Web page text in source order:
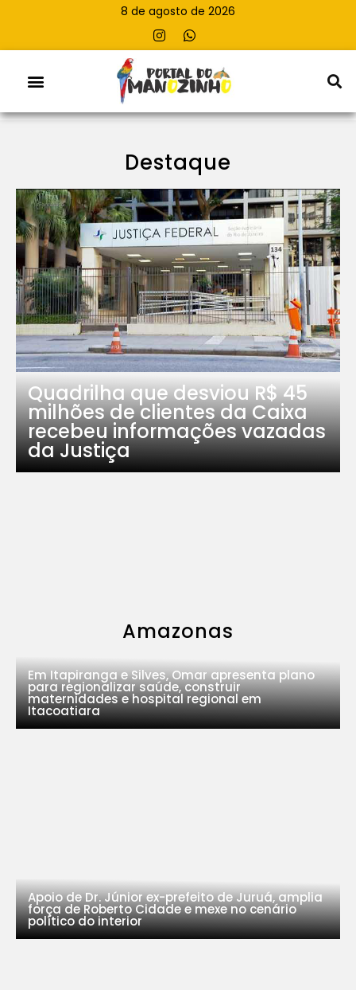
8 de agosto de 2026
Destaque
Quadrilha que desviou R$ 45
milhões de clientes da Caixa
recebeu informações vazadas
da Justiça
Amazonas
Em Itapiranga e Silves, Omar apresenta plano
para regionalizar saúde, construir
maternidades e hospital regional em
Itacoatiara
Apoio de Dr. Júnior ex-prefeito de Juruá, amplia
força de Roberto Cidade e mexe no cenário
político do interior